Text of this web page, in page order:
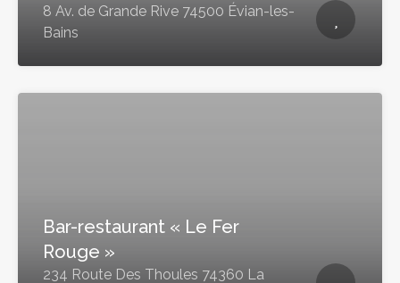
8 Av. de Grande Rive 74500 Évian-les-
Bains
Bar-restaurant « Le Fer
Rouge »
234 Route Des Thoules 74360 La